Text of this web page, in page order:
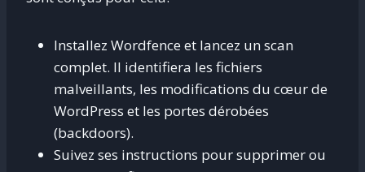
Installez Wordfence et lancez un scan
complet. Il identifiera les fichiers
malveillants, les modifications du cœur de
WordPress et les portes dérobées
(backdoors).
Suivez ses instructions pour supprimer ou